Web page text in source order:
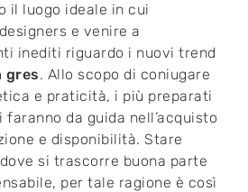
il luogo ideale in cui
e venire a
inediti riguardo i nuovi trend
gres. Allo scopo di coniugare
e praticità, i più preparati
da guida nell’acquisto
e disponibilità. Stare
si trascorre buona parte
per tale ragione è così